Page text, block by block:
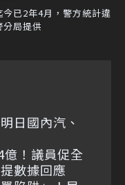
已2年4月，警方統計違
局提供
日國內汽、
！議員促全
數據回應